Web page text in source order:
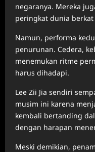
negaranya. Mereka
peringkat dunia
Namun, performa
penurunan. Cedera,
menemukan ritme
harus dihadapi.
Lee Zii Jia sendiri
musim ini karena
kembali bertanding
dengan harapan
Meski demikian,